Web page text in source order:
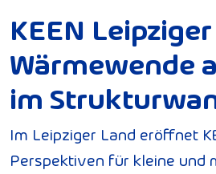
KEEN
Wärmewende
im
Im Leipziger Land eröffnet
Perspektiven für kleine und